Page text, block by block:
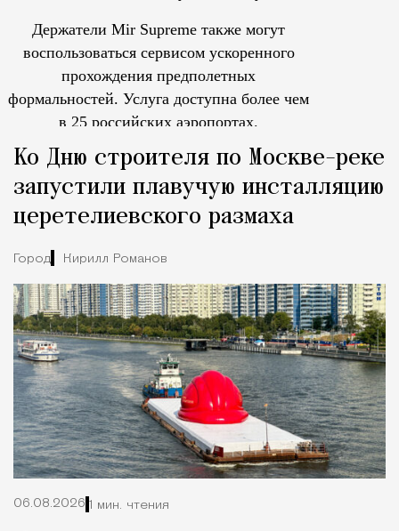
Держатели Mir Supreme также могут
воспользоваться сервисом ускоренного
прохождения предполетных
формальностей. Услуга доступна более чем
в 25 российских аэропортах.
Ко Дню строителя по Москве-реке
запустили плавучую инсталляцию
церетелиевского размаха
Город Кирилл Романов
06.08.2026 1 мин. чтения